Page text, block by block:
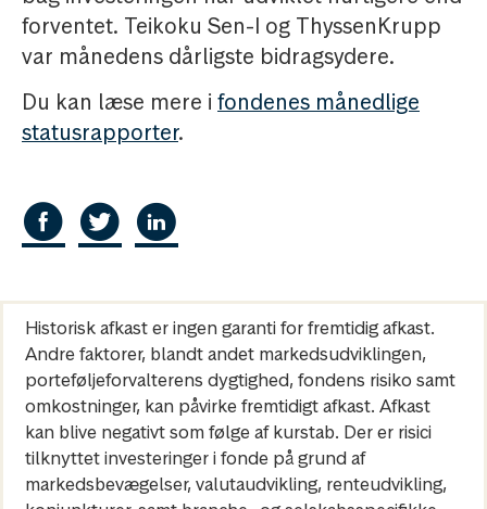
forventet. Teikoku Sen-I og ThyssenKrupp
var månedens dårligste bidragsydere.
Du kan læse mere i fondenes månedlige
statusrapporter.
Historisk afkast er ingen garanti for fremtidig afkast.
Andre faktorer, blandt andet markedsudviklingen,
porteføljeforvalterens dygtighed, fondens risiko samt
omkostninger, kan påvirke fremtidigt afkast. Afkast
kan blive negativt som følge af kurstab. Der er risici
tilknyttet investeringer i fonde på grund af
markedsbevægelser, valutaudvikling, renteudvikling,